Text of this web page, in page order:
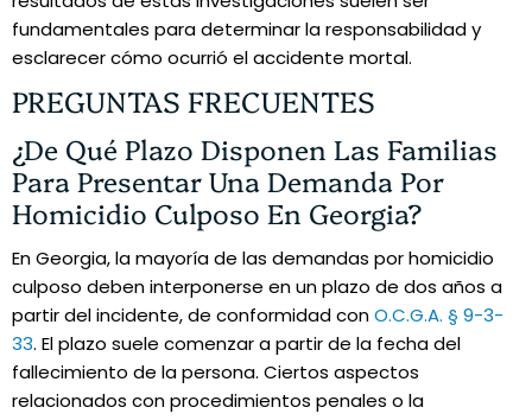
fundamentales para determinar la responsabilidad y
esclarecer cómo ocurrió el accidente mortal.
PREGUNTAS FRECUENTES
¿De Qué Plazo Disponen Las Familias
Para Presentar Una Demanda Por
Homicidio Culposo En Georgia?
En Georgia, la mayoría de las demandas por homicidio
culposo deben interponerse en un plazo de dos años a
partir del incidente, de conformidad conO.C.G.A. § 9-3-
33. El plazo suele comenzar a partir de la fecha del
fallecimiento de la persona. Ciertos aspectos
relacionados con procedimientos penales o la